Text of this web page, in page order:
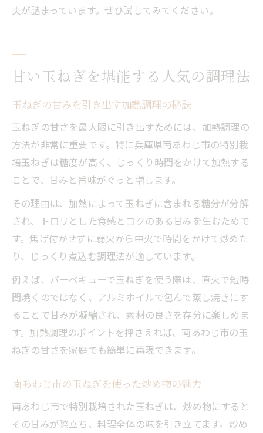
夫が詰まっています。ぜひ試してみてください。
甘い玉ねぎを堪能する人気の調理法
玉ねぎの甘みを引き出す加熱調理の秘訣
玉ねぎの甘さを最大限に引き出すためには、加熱調理の
方法が非常に重要です。特に兵庫県南あわじ市の特別栽
培玉ねぎは糖度が高く、じっくり時間をかけて加熱する
ことで、甘みと旨味がぐっと増します。
その理由は、加熱によって玉ねぎに含まれる糖分が分解
され、トロリとした食感とコクのある甘みを生むためで
す。焦げ付かせずに弱火から中火で時間をかけて炒めた
り、じっくり煮込む調理法が適しています。
例えば、バーベキューで玉ねぎを使う際は、直火で短時
間焼くのではなく、アルミホイルで包んで蒸し焼きにす
ることで甘みが凝縮され、素材の良さを存分に楽しめま
す。加熱調理のポイントを押さえれば、南あわじ市の玉
ねぎの甘さを家庭でも簡単に再現できます。
南あわじ市の玉ねぎを使った炒め物の魅力
南あわじ市で特別栽培された玉ねぎは、炒め物にすると
その甘みが際立ち、料理全体の味を引き立てます。炒め